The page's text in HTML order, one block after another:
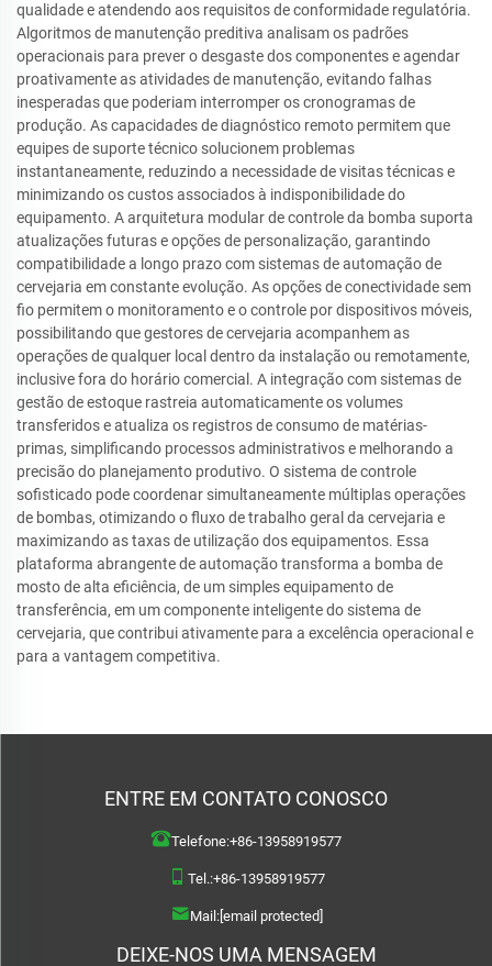
qualidade e atendendo aos requisitos de conformidade regulatória.
Algoritmos de manutenção preditiva analisam os padrões
operacionais para prever o desgaste dos componentes e agendar
proativamente as atividades de manutenção, evitando falhas
inesperadas que poderiam interromper os cronogramas de
produção. As capacidades de diagnóstico remoto permitem que
equipes de suporte técnico solucionem problemas
instantaneamente, reduzindo a necessidade de visitas técnicas e
minimizando os custos associados à indisponibilidade do
equipamento. A arquitetura modular de controle da bomba suporta
atualizações futuras e opções de personalização, garantindo
compatibilidade a longo prazo com sistemas de automação de
cervejaria em constante evolução. As opções de conectividade sem
fio permitem o monitoramento e o controle por dispositivos móveis,
possibilitando que gestores de cervejaria acompanhem as
operações de qualquer local dentro da instalação ou remotamente,
inclusive fora do horário comercial. A integração com sistemas de
gestão de estoque rastreia automaticamente os volumes
transferidos e atualiza os registros de consumo de matérias-
primas, simplificando processos administrativos e melhorando a
precisão do planejamento produtivo. O sistema de controle
sofisticado pode coordenar simultaneamente múltiplas operações
de bombas, otimizando o fluxo de trabalho geral da cervejaria e
maximizando as taxas de utilização dos equipamentos. Essa
plataforma abrangente de automação transforma a bomba de
mosto de alta eficiência, de um simples equipamento de
transferência, em um componente inteligente do sistema de
cervejaria, que contribui ativamente para a excelência operacional e
para a vantagem competitiva.
ENTRE EM CONTATO CONOSCO
Telefone:+86-13958919577
Tel.:+86-13958919577
Mail:[email protected]
DEIXE-NOS UMA MENSAGEM